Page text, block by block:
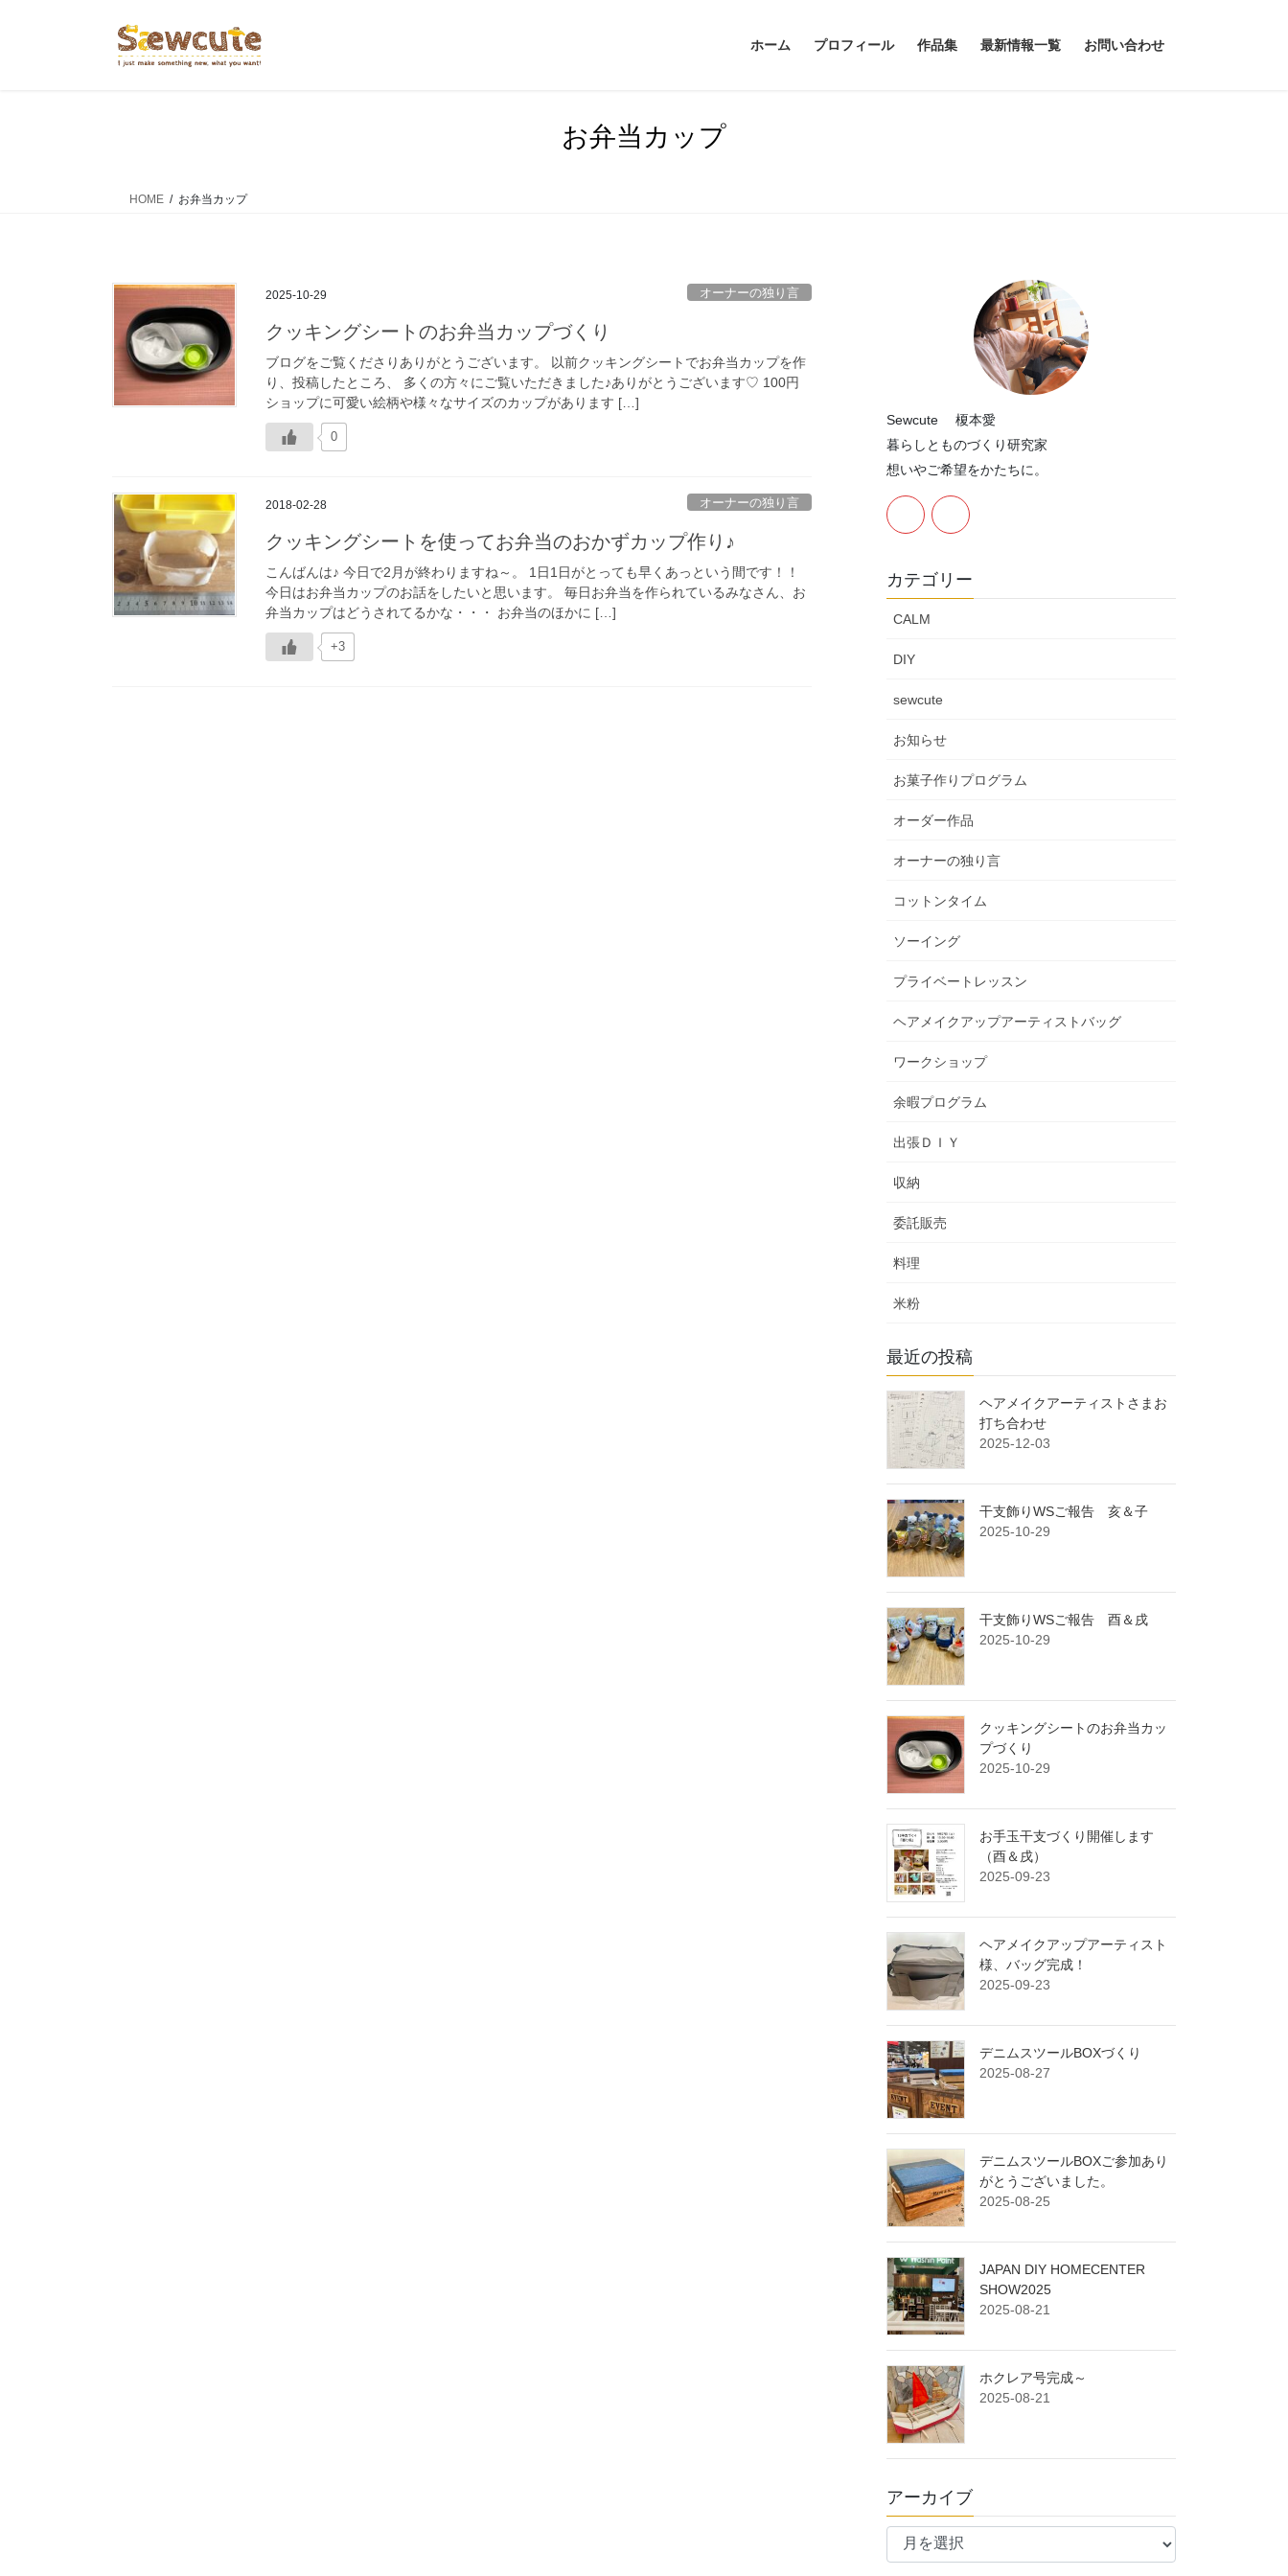
ホーム プロフィール 作品集 最新情報一覧 お問い合わせ
お弁当カップ
HOME お弁当カップ
2025-10-29 オーナーの独り言
クッキングシートのお弁当カップづくり
ブログをご覧くださりありがとうございます。 以前クッキングシートでお弁当カップを作
り、投稿したところ、 多くの方々にご覧いただきました♪ありがとうございます♡ 100円
ショップに可愛い絵柄や様々なサイズのカップがあります […]
0
2018-02-28 オーナーの独り言
クッキングシートを使ってお弁当のおかずカップ作り♪
こんばんは♪ 今日で2月が終わりますね～。 1日1日がとっても早くあっという間です！！
今日はお弁当カップのお話をしたいと思います。 毎日お弁当を作られているみなさん、お
弁当カップはどうされてるかな・・・ お弁当のほかに […]
+3
Sewcute 榎本愛
暮らしとものづくり研究家
想いやご希望をかたちに。
カテゴリー
CALM
DIY
sewcute
お知らせ
お菓子作りプログラム
オーダー作品
オーナーの独り言
コットンタイム
ソーイング
プライベートレッスン
ヘアメイクアップアーティストバッグ
ワークショップ
余暇プログラム
出張ＤＩＹ
収納
委託販売
料理
米粉
最近の投稿
ヘアメイクアーティストさまお
打ち合わせ
2025-12-03
干支飾りWSご報告 亥＆子
2025-10-29
干支飾りWSご報告 酉＆戌
2025-10-29
クッキングシートのお弁当カッ
プづくり
2025-10-29
お手玉干支づくり開催します
（酉＆戌）
2025-09-23
ヘアメイクアップアーティスト
様、バッグ完成！
2025-09-23
デニムスツールBOXづくり
2025-08-27
デニムスツールBOXご参加あり
がとうございました。
2025-08-25
JAPAN DIY HOMECENTER
SHOW2025
2025-08-21
ホクレア号完成～
2025-08-21
アーカイブ
ア